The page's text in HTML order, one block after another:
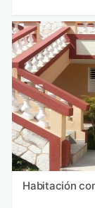
Habitación